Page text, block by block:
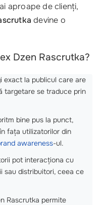
aproape de clienți,
devine o
Dzen Rascrutka?
exact la publicul care are
targetare se traduce prin
bine pus la punct,
fața utilizatorilor din
awareness-ul.
pot interacționa cu
sau distribuitori, ceea ce
Rascrutka permite